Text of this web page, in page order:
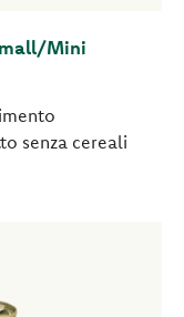
Mini
senza cereali